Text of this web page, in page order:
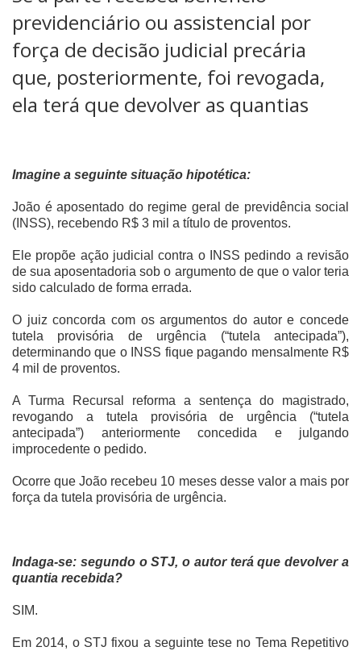
previdenciário ou assistencial por
força de decisão judicial precária
que, posteriormente, foi revogada,
ela terá que devolver as quantias
Imagine a seguinte situação hipotética:
João é aposentado do regime geral de previdência social
(INSS), recebendo R$ 3 mil a título de proventos.
Ele propõe ação judicial contra o INSS pedindo a revisão
de sua aposentadoria sob o argumento de que o valor teria
sido calculado de forma errada.
O juiz concorda com os argumentos do autor e concede
tutela provisória de urgência (“tutela antecipada”),
determinando que o INSS fique pagando mensalmente R$
4 mil de proventos.
A Turma Recursal reforma a sentença do magistrado,
revogando a tutela provisória de urgência (“tutela
antecipada”) anteriormente concedida e julgando
improcedente o pedido.
Ocorre que João recebeu 10 meses desse valor a mais por
força da tutela provisória de urgência.
Indaga-se: segundo o STJ, o autor terá que devolver a
quantia recebida?
SIM.
Em 2014, o STJ fixou a seguinte tese no Tema Repetitivo